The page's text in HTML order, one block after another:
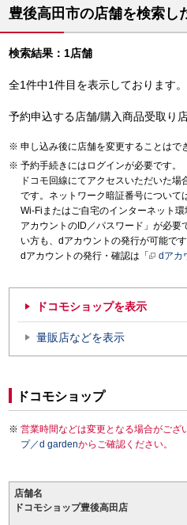
豊後高田市の店舗を検索し
検索結果：1店舗
全1件中1件目を表示しております
予約申込する店舗/購入商品受取り
申し込み後に店舗を変更することはで
予約手続きにはログインが必要です。
ドコモ回線にてアクセスいただいた
です。ネットワーク暗証番号について
Wi-Fiまたはご自宅のインターネット
アカウントのID／パスワード」が必要
い方も、dアカウントの発行が可能です
dアカウントの発行・確認は「
dアカ
ドコモショップを表示
量販店などを表示
ドコモショップ
営業時間などは変更となる場合がござ
プ／d gardenからご確認ください。
店舗名
ドコモショップ豊後高田店